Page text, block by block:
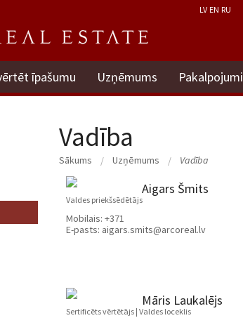
LV EN RU
īpašumu Uzņēmums Pakalpojumi
Vadība
Sākums Uzņēmums Vadība
Aigars Šmits
Valdes priekšsēdētājs
Mobilais: +371
E-pasts: aigars.smits@arcoreal.lv
Māris Laukalējs
Sertificēts vērtētājs | Valdes loceklis